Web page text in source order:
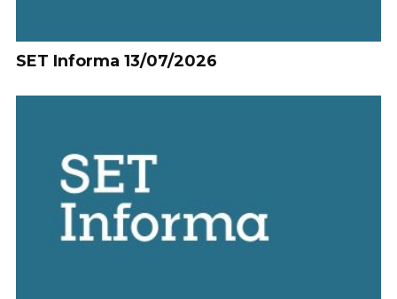
SET Informa 13/07/2026